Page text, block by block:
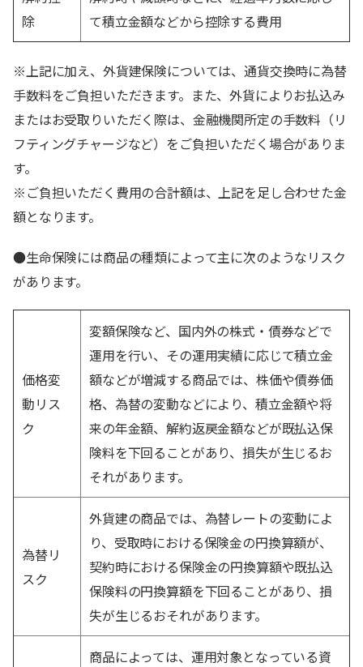
除
て積立金額などから控除する費用
※上記に加え、外貨建保険については、通貨交換時に為替
手数料をご負担いただきます。また、外貨によりお払込み
またはお受取りいただく際は、金融機関所定の手数料（リ
フティングチャージなど）をご負担いただく場合がありま
す。
※ご負担いただく費用の合計額は、上記を足し合わせた金
額となります。
●生命保険には商品の種類によって主に次のようなリスク
があります。
価格変
動リス
ク
変額保険など、国内外の株式・債券などで
運用を行い、その運用実績に応じて積立金
額などが増減する商品では、株価や債券価
格、為替の変動などにより、積立金額や将
来の年金額、解約返戻金額などが既払込保
険料を下回ることがあり、損失が生じるお
それがあります。
為替リ
スク
外貨建の商品では、為替レートの変動によ
り、受取時における保険金の円換算額が、
契約時における保険金の円換算額や既払込
保険料の円換算額を下回ることがあり、損
失が生じるおそれがあります。
商品によっては、運用対象となっている資